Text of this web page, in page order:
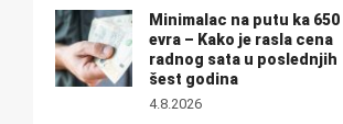
Minimalac na putu ka 650
evra – Kako je rasla cena
radnog sata u poslednjih
šest godina
4.8.2026